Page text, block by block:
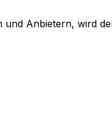
Anbietern, wird